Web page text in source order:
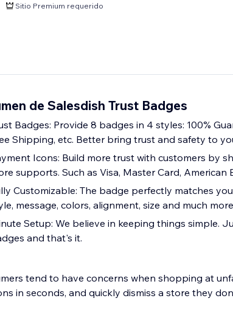
Sitio Premium requerido
de Salesdish Trust Badges
Badges: Provide 8 badges in 4 styles: 100%
Shipping, etc. Better bring trust and safety to
Icons: Build more trust with customers by
supports. Such as Visa, Master Card, American
Customizable: The badge perfectly matches
message, colors, alignment, size and much
Setup: We believe in keeping things simple.
and that's it.
tend to have concerns when shopping at
in seconds, and quickly dismiss a store they